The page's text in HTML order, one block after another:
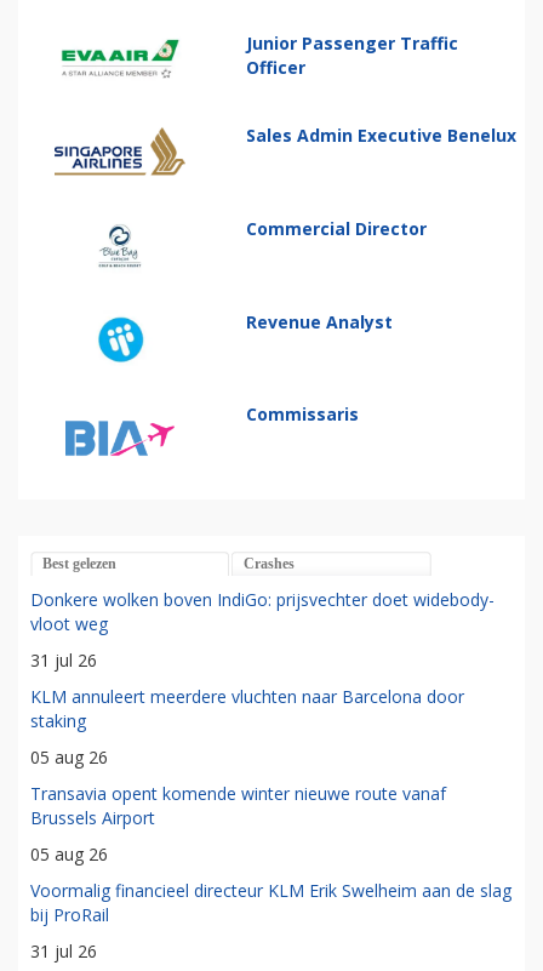
Junior Passenger Traffic
Officer
Sales Admin Executive Benelux
Commercial Director
Revenue Analyst
Commissaris
Best gelezen Crashes
Donkere wolken boven IndiGo: prijsvechter doet widebody-
vloot weg
31 jul 26
KLM annuleert meerdere vluchten naar Barcelona door
staking
05 aug 26
Transavia opent komende winter nieuwe route vanaf
Brussels Airport
05 aug 26
Voormalig financieel directeur KLM Erik Swelheim aan de slag
bij ProRail
31 jul 26